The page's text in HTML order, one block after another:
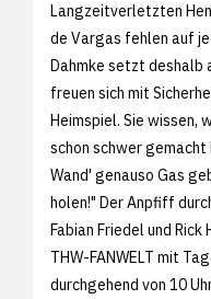
Langzeitverletzten
de Vargas fehlen auf
Dahmke setzt deshalb
freuen sich mit
Heimspiel. Sie wissen,
schon schwer
Wand' genauso Gas
holen!" Der Anpfiff
Fabian Friedel und
THW-FANWELT mit
durchgehend von 10